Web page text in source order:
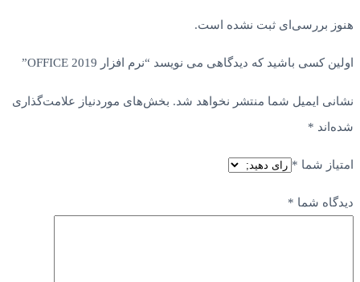
هنوز بررسی‌ای ثبت نشده است.
اولین کسی باشید که دیدگاهی می نویسد “نرم افزار OFFICE 2019”
نشانی ایمیل شما منتشر نخواهد شد. بخش‌های موردنیاز علامت‌گذاری
شده‌اند *
امتیاز شما *
دیدگاه شما *